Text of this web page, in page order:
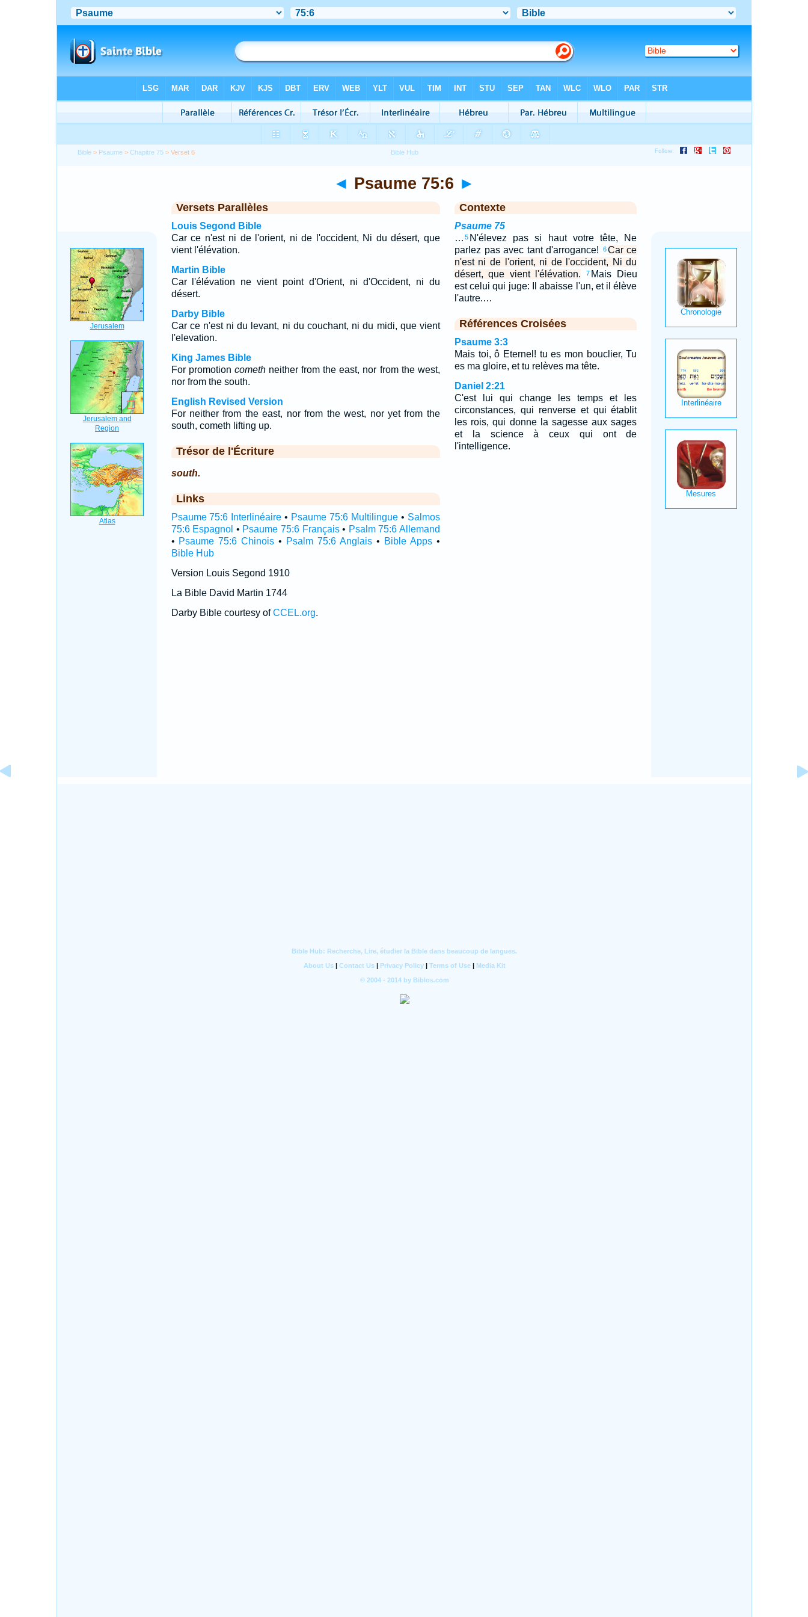
Bible > Psaume >Chapitre 75 > Verset 6
◄ Psaume 75:6 ►
Versets Parallèles
Louis Segond Bible
Car ce n'est ni de l'orient, ni de l'occident, Ni du désert, que
vient l'élévation.
Martin Bible
Car l'élévation ne vient point d'Orient, ni d'Occident, ni du
désert.
Darby Bible
Car ce n'est ni du levant, ni du couchant, ni du midi, que vient
l'elevation.
King James Bible
For promotion comethneither from the east, nor from the west,
nor from the south.
English Revised Version
For neither from the east, nor from the west, nor yet from the
south, cometh lifting up.
Trésor de l'Écriture
south.
Links
Psaume 75:6 Interlinéaire • Psaume 75:6 Multilingue • Salmos
75:6 Espagnol • Psaume 75:6 Français• Psalm 75:6 Allemand
• Psaume 75:6 Chinois • Psalm 75:6 Anglais • Bible Apps •
Bible Hub
Version Louis Segond 1910
La Bible David Martin 1744
Darby Bible courtesy ofCCEL.org.
Contexte
Psaume 75
… 5 N'élevez pas si haut votre tête, Ne
parlez pas avec tant d'arrogance!
6Car ce
n'est ni de l'orient, ni de l'occident, Ni du
désert, que vient l'élévation.
7 Mais Dieu
est celui qui juge: Il abaisse l'un, et il élève
l'autre.…
Références Croisées
Psaume 3:3
Mais toi, ô Eternel! tu es mon bouclier, Tu
es ma gloire, et tu relèves ma tête.
Daniel 2:21
C'est lui qui change les temps et les
circonstances, qui renverse et qui établit
les rois, qui donne la sagesse aux sages
et la science à ceux qui ont de
l'intelligence.